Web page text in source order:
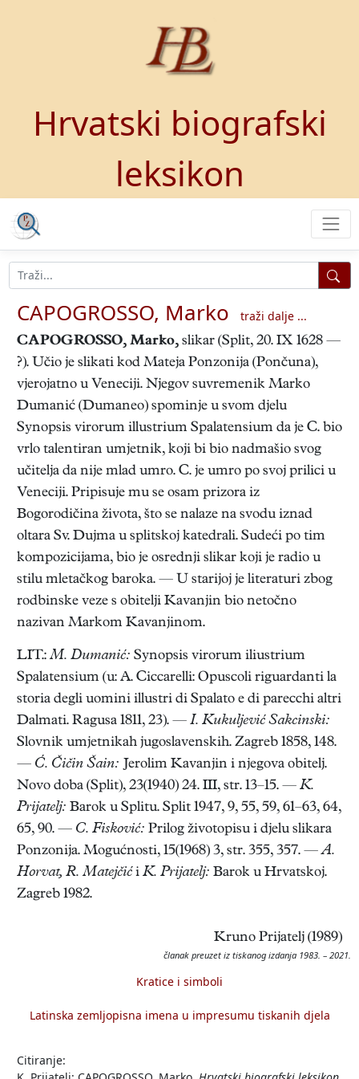
Hrvatski biografski
leksikon
CAPOGROSSO, Marko
traži dalje ...
CAPOGROSSO, Marko, slikar (Split, 20. IX 1628 —
?). Učio je slikati kod Mateja Ponzonija (Pončuna),
vjerojatno u Veneciji. Njegov suvremenik Marko
Dumanić (Dumaneo) spominje u svom djelu
Synopsis virorum illustrium Spalatensium da je C. bio
vrlo talentiran umjetnik, koji bi bio nadmašio svog
učitelja da nije mlad umro. C. je umro po svoj prilici u
Veneciji. Pripisuje mu se osam prizora iz
Bogorodičina života, što se nalaze na svodu iznad
oltara Sv. Dujma u splitskoj katedrali. Sudeći po tim
kompozicijama, bio je osrednji slikar koji je radio u
stilu mletačkog baroka. — U starijoj je literaturi zbog
rodbinske veze s obitelji Kavanjin bio netočno
nazivan Markom Kavanjinom.
LIT.:M. Dumanić: Synopsis virorum iliustrium
Spalatensium (u: A. Ciccarelli: Opuscoli riguardanti la
storia degli uomini illustri di Spalato e di parecchi altri
Dalmati. Ragusa 1811, 23). — I. Kukuljević Sakcinski:
Slovnik umjetnikah jugoslavenskih. Zagreb 1858, 148.
— Ć. Čičin Šain: Jerolim Kavanjin i njegova obitelj.
Novo doba (Split), 23(1940) 24. III, str. 13–15. — K.
Prijatelj: Barok u Splitu. Split 1947, 9, 55, 59, 61–63, 64,
65, 90. — C. Fisković: Prilog životopisu i djelu slikara
Ponzonija. Mogućnosti, 15(1968) 3, str. 355, 357. —A.
Horvat, R. Matejčić i K. Prijatelj: Barok u Hrvatskoj.
Zagreb 1982.
Kruno Prijatelj (1989)
članak preuzet iz tiskanog izdanja 1983. – 2021.
Kratice i simboli
Latinska zemljopisna imena u impresumu tiskanih djela
Citiranje: